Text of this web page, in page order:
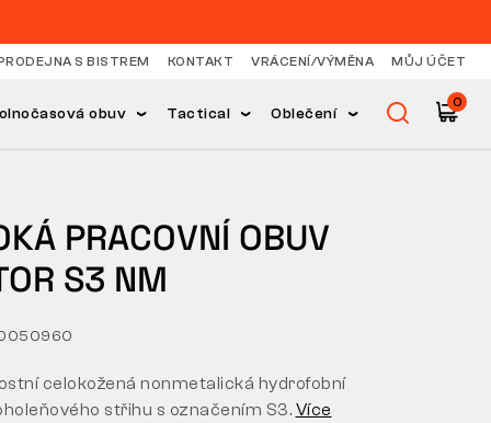
S BISTREM KONTAKT VRÁCENÍ/VÝMĚNA MŮJ ÚČET
obuv Tactical Oblečení
0
PRACOVNÍ OBUV
S3 NM
celokožená nonmetalická hydrofobní
střihu s označením S3. Více